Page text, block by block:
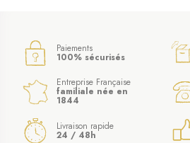
Paiements
100% sécurisés
Entreprise Française
familiale née en
1844
Livraison rapide
24 / 48h